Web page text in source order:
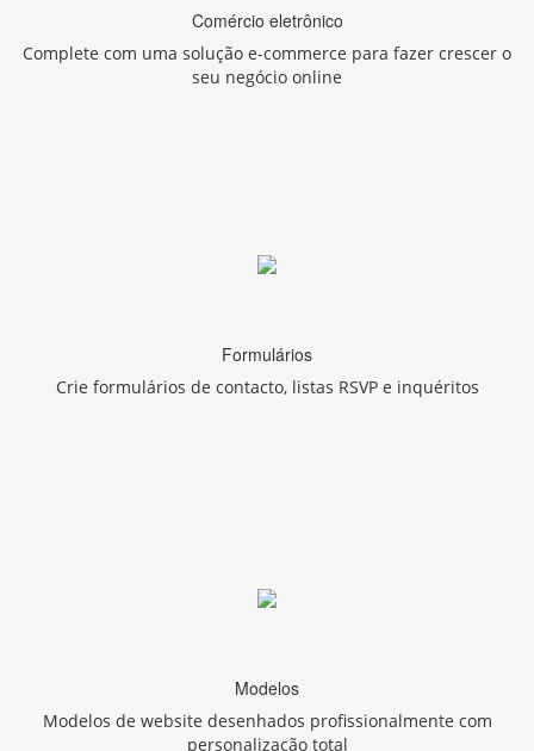
Comércio eletrônico
Complete com uma solução e-commerce para fazer crescer o
seu negócio online
Formulários
Crie formulários de contacto, listas RSVP e inquéritos
Modelos
Modelos de website desenhados profissionalmente com
personalização total